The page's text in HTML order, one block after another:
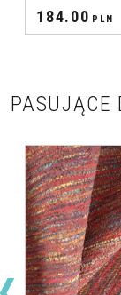
184.00 PLN
PASUJĄCE